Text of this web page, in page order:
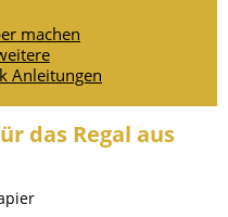
machen
Anleitungen
das Regal aus